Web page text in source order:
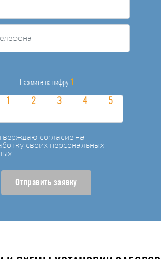
Нажмите на цифру 1
согласие на
своих персональных
Отправить заявку